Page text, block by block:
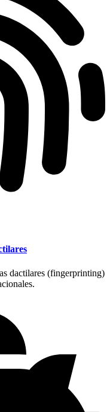
dactilares (fingerprinting)